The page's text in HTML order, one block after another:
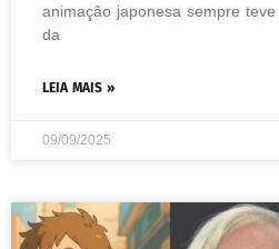
animação japonesa sempre
da
LEIA MAIS »
09/09/2025